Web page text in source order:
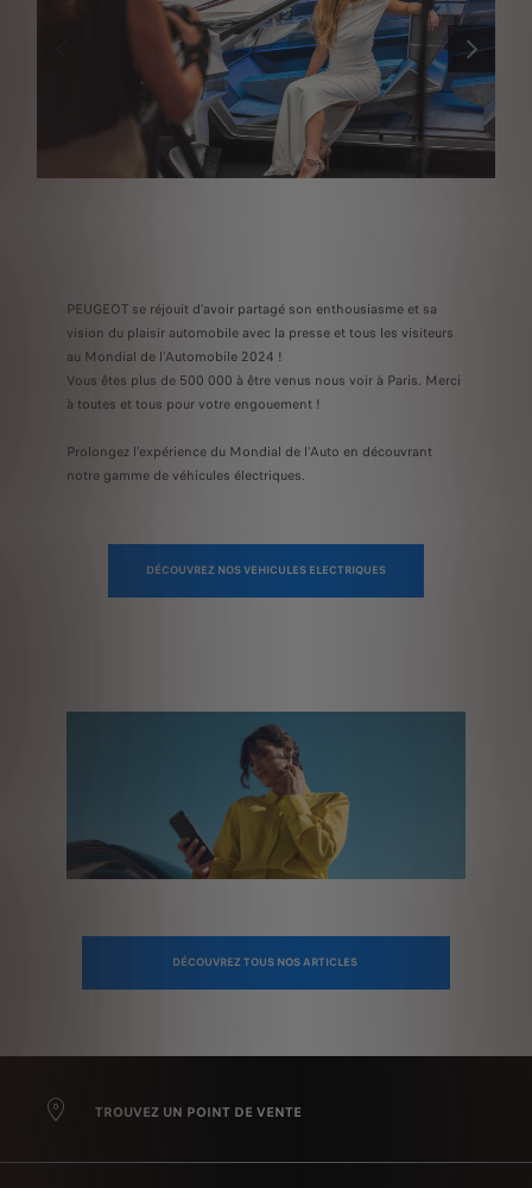
SUIVANT
PEUGEOT se réjouit d’avoir partagé son enthousiasme et sa
vision du plaisir automobile avec la presse et tous les visiteurs
au Mondial de l’Automobile 2024 !
Vous êtes plus de 500 000 à être venus nous voir à Paris. Merci
à toutes et tous pour votre engouement !
Prolongez l’expérience du Mondial de l’Auto en découvrant
notre gamme de véhicules électriques.
DÉCOUVREZ NOS VEHICULES ELECTRIQUES
DÉCOUVREZ TOUS NOS ARTICLES
TROUVEZ UN POINT DE VENTE